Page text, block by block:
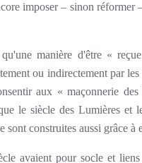
imposer – sinon réformer
manière d'être «
ou indirectement par
aux « maçonnerie
le siècle des Lumières et
sont construites aussi grâce à
avaient pour socle et